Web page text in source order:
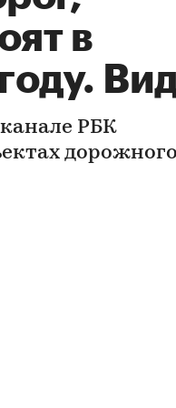
в
РБК
дорожного